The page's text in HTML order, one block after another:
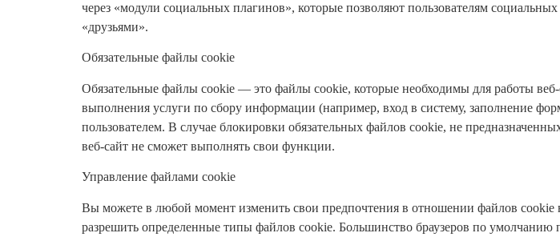
через «модули социальных плагинов», которые позволяют пользователям
«друзьями».
Обязательные файлы cookie
Обязательные файлы cookie — это файлы cookie, которые необходимы для работы
выполнения услуги по сбору информации (например, вход в систему, заполнение
пользователем. В случае блокировки обязательных файлов cookie, не
веб-сайт не сможет выполнять свои функции.
Управление файлами cookie
Вы можете в любой момент изменить свои предпочтения в отношении файлов
разрешить определенные типы файлов cookie. Большинство браузеров по